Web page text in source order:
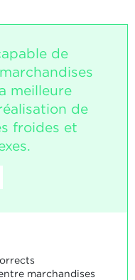
de
meilleure
de
froides et
marchandises